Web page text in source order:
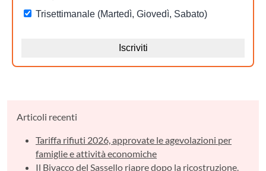
Articoli recenti
Tariffa rifiuti 2026, approvate le agevolazioni per
famiglie e attività economiche
Il Bivacco del Sassello riapre dopo la ricostruzione.